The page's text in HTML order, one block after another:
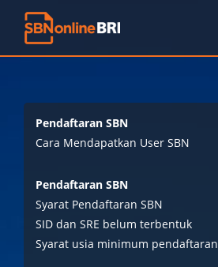
Pendaftaran SBN
Cara Mendapatkan User SBN
Pendaftaran SBN
Syarat Pendaftaran SBN
SID dan SRE belum terbentuk
Syarat usia minimum pendaftaran